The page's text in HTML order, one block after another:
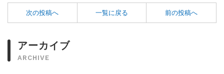
次の投稿へ 一覧に戻る 前の投稿へ
アーカイブ
ARCHIVE